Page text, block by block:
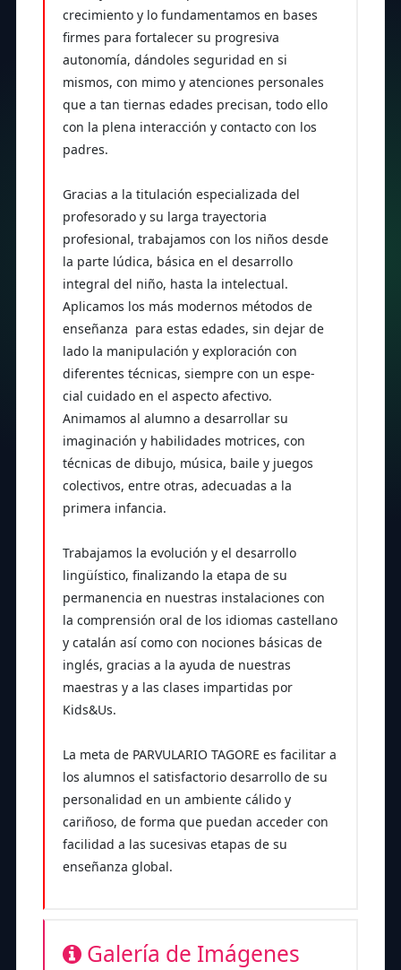
crecimiento y lo fundamentamos en bases
firmes para fortalecer su progresiva
autonomía, dándoles seguridad en si
mismos, con mimo y atenciones personales
que a tan tiernas edades precisan, todo ello
con la plena interacción y contacto con los
padres.
Gracias a la titulación especializada del
profesorado y su larga trayectoria
profesional, trabajamos con los niños desde
la parte lúdica, básica en el desarrollo
integral del niño, hasta la intelectual.
Aplicamos los más modernos métodos de
enseñanza para estas edades, sin dejar de
lado la manipulación y exploración con
diferentes técnicas, siempre con un espe-
cial cuidado en el aspecto afectivo.
Animamos al alumno a desarrollar su
imaginación y habilidades motrices, con
técnicas de dibujo, música, baile y juegos
colectivos, entre otras, adecuadas a la
primera infancia.
Trabajamos la evolución y el desarrollo
lingüístico, finalizando la etapa de su
permanencia en nuestras instalaciones con
la comprensión oral de los idiomas castellano
y catalán así como con nociones básicas de
inglés, gracias a la ayuda de nuestras
maestras y a las clases impartidas por
Kids&Us.
La meta de PARVULARIO TAGORE es facilitar a
los alumnos el satisfactorio desarrollo de su
personalidad en un ambiente cálido y
cariñoso, de forma que puedan acceder con
facilidad a las sucesivas etapas de su
enseñanza global.
Galería de Imágenes